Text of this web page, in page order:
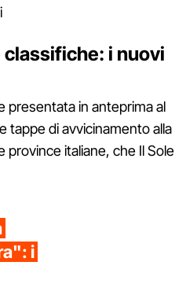
i nuovi
presentata in anteprima al
tappe di avvicinamento alla
province italiane, che Il Sole
i